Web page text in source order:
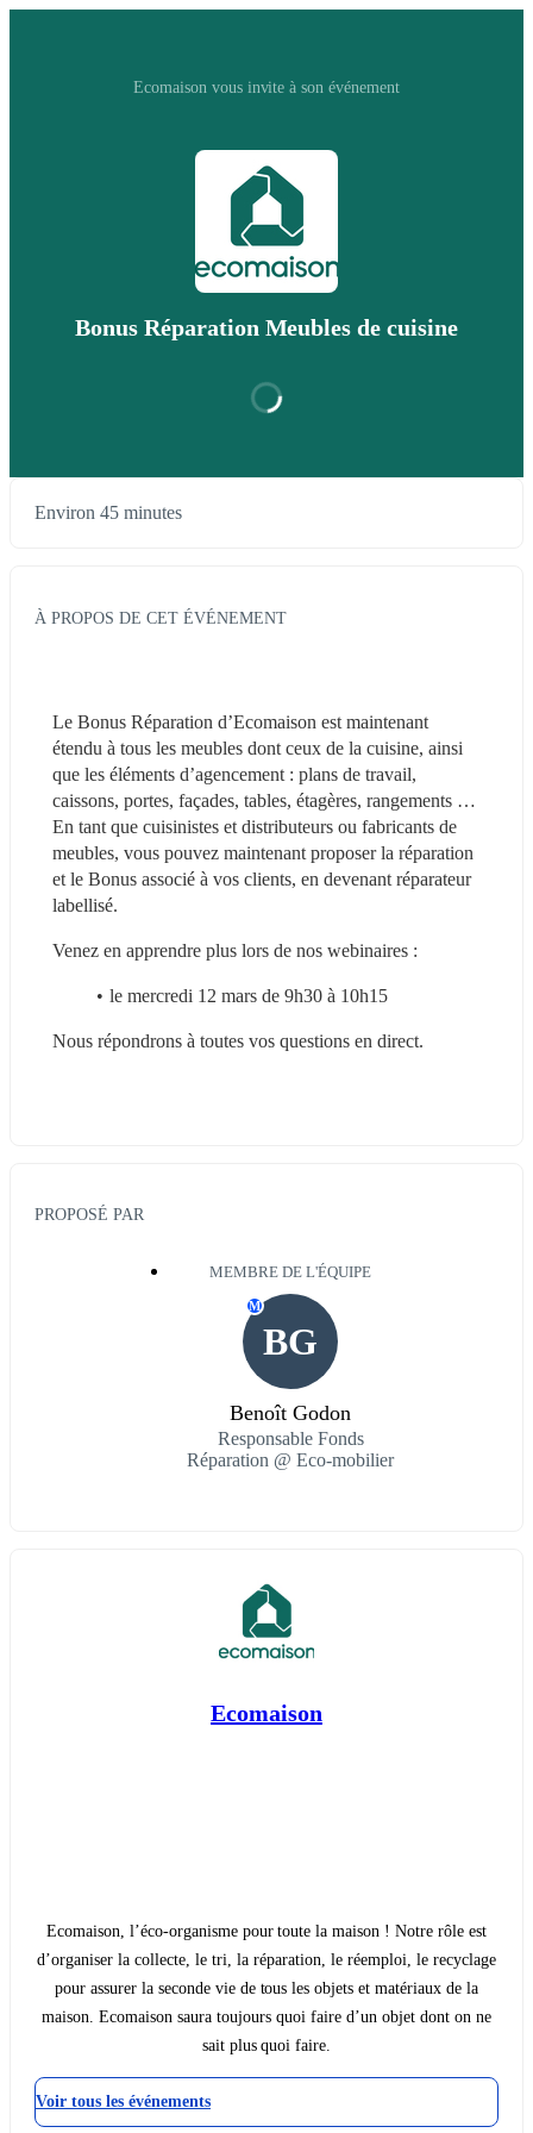
Ecomaison vous invite à son événement
Bonus Réparation Meubles de cuisine
Environ 45 minutes
À PROPOS DE CET ÉVÉNEMENT
Le Bonus Réparation d’Ecomaison est maintenant
étendu à tous les meubles dont ceux de la cuisine, ainsi
que les éléments d’agencement : plans de travail,
caissons, portes, façades, tables, étagères, rangements …
En tant que cuisinistes et distributeurs ou fabricants de
meubles, vous pouvez maintenant proposer la réparation
et le Bonus associé à vos clients, en devenant réparateur
labellisé.
Venez en apprendre plus lors de nos webinaires :
le mercredi 12 mars de 9h30 à 10h15
Nous répondrons à toutes vos questions en direct.
PROPOSÉ PAR
MEMBRE DE L'ÉQUIPE
BG
M
Benoît Godon
Responsable Fonds
Réparation @ Eco-mobilier
Ecomaison
Ecomaison, l’éco-organisme pour toute la maison ! Notre rôle est
d’organiser la collecte, le tri, la réparation, le réemploi, le recyclage
pour assurer la seconde vie de tous les objets et matériaux de la
maison. Ecomaison saura toujours quoi faire d’un objet dont on ne
sait plus quoi faire.
Voir tous les événements